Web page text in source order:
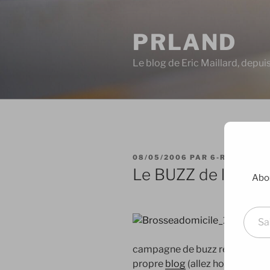
PRLAND
Le blog de Eric Maillard,
PUBLIÉ
LE
08/05/2006 PAR 6-RIL
Le BUZZ de la
campagne de buzz récente
propre blog (allez hop un petit
Saisissez votre adresse e-